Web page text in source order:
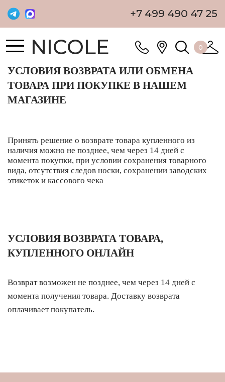
+7 499 490 47 25
NICOLE 0
УСЛОВИЯ ВОЗВРАТА ИЛИ ОБМЕНА
ТОВАРА ПРИ ПОКУПКЕ В НАШЕМ
МАГАЗИНЕ
Принять решение о возврате товара купленного из
наличия можно не позднее, чем через 14 дней с
момента покупки, при условии сохранения товарного
вида, отсутствия следов носки, сохранении заводских
этикеток и кассового чека
УСЛОВИЯ ВОЗВРАТА ТОВАРА,
КУПЛЕННОГО ОНЛАЙН
Возврат возможен не позднее, чем через 14 дней с
момента получения товара. Доставку возврата
оплачивает покупатель.